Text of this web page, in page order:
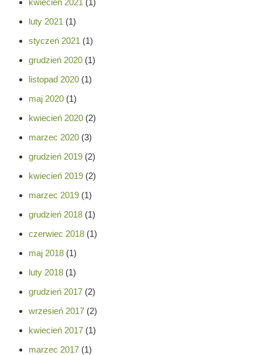
luty 2021 (1)
styczeń 2021 (1)
grudzień 2020(1)
listopad 2020(1)
maj 2020(1)
kwiecień 2020(2)
marzec 2020(3)
grudzień 2019(2)
kwiecień 2019(2)
marzec 2019(1)
grudzień 2018(1)
czerwiec 2018(1)
maj 2018(1)
luty 2018(1)
grudzień 2017(2)
wrzesień 2017(2)
kwiecień 2017(1)
marzec 2017(1)